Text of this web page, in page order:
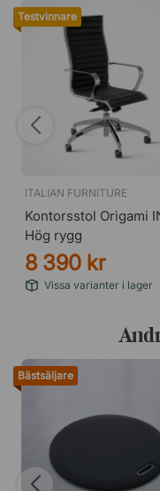
Testvinnare
ITALIAN FURNITURE
Kontorsstol Origami
Hög rygg
8 390 kr
Vissa varianter i lager
Bästsäljare